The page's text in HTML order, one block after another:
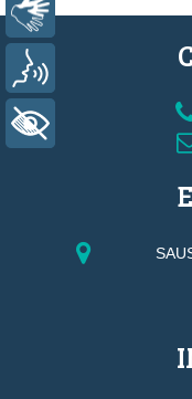
Libras
+